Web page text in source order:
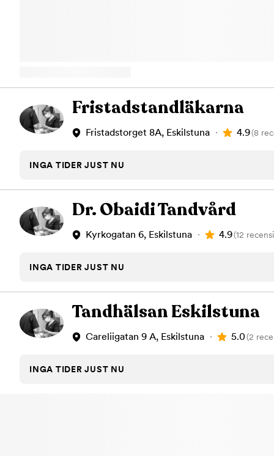
Fristadstandläkarna
Fristadstorget 8A, Eskilstuna 4.9(8
INGA TIDER JUST NU
Dr. Obaidi Tandvård
Kyrkogatan 6, Eskilstuna 4.9(12
INGA TIDER JUST NU
Tandhälsan Eskilstuna
Careliigatan 9 A, Eskilstuna 5.0(2
INGA TIDER JUST NU